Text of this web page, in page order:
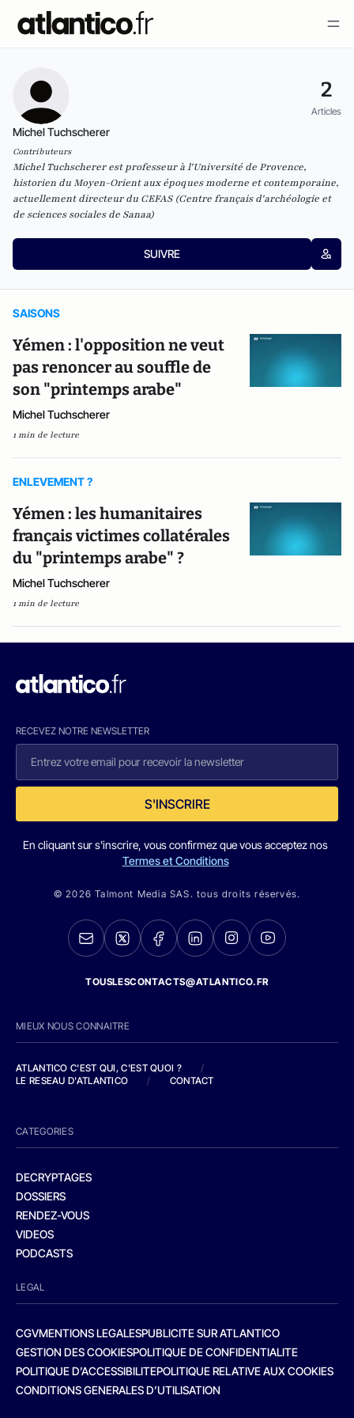
2
Articles
Michel Tuchscherer
Contributeurs
Michel Tuchscherer est professeur à l'Université de Provence,
historien du Moyen-Orient aux époques moderne et contemporaine,
actuellement directeur du CEFAS(Centre français d'archéologie et
de sciences sociales de Sanaa)
SUIVRE
SAISONS
Yémen : l'opposition ne veut
pas renoncer au souffle de
son "printemps arabe"
Michel Tuchscherer
1 min de lecture
ENLEVEMENT ?
Yémen : les humanitaires
français victimes collatérales
du "printemps arabe" ?
Michel Tuchscherer
1 min de lecture
RECEVEZ NOTRE NEWSLETTER
S'INSCRIRE
En cliquant sur s'inscrire, vous confirmez que vous acceptez nos
Termes et Conditions
© 2026 Talmont Media SAS. tous droits réservés.
TOUSLESCONTACTS@ATLANTICO.FR
MIEUX NOUS CONNAITRE
ATLANTICO C'EST QUI, C'EST QUOI ?
/
LE RESEAU D'ATLANTICO
/ CONTACT
CATEGORIES
DECRYPTAGES
DOSSIERS
RENDEZ-VOUS
VIDEOS
PODCASTS
LEGAL
CGVMENTIONS LEGALESPUBLICITE SUR ATLANTICO
GESTION DES COOKIESPOLITIQUE DE CONFIDENTIALITE
POLITIQUE D’ACCESSIBILITEPOLITIQUE RELATIVE AUX COOKIES
CONDITIONS GENERALES D’UTILISATION